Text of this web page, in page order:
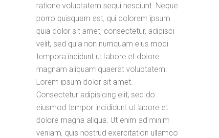
ratione voluptatem sequi nesciunt. Neque
porro quisquam est, qui dolorem ipsum
quia dolor sit amet, consectetur, adipisci
velit, sed quia non numquam eius modi
tempora incidunt ut labore et dolore
magnam aliquam quaerat voluptatem.
Lorem ipsum dolor sit amet.
Consectetur adipisicing elit, sed do
eiusmod tempor incididunt ut labore et
dolore magna aliqua. Ut enim ad minim
veniam, quis nostrud exercitation ullamco